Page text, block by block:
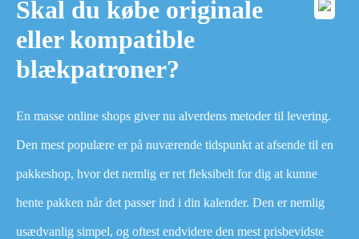
Skal du købe originale
eller kompatible
blækpatroner?
En masse online shops giver nu alverdens metoder til levering.
Den mest populære er på nuværende tidspunkt at afsende til en
pakkeshop, hvor det nemlig er ret fleksibelt for dig at kunne
hente pakken når det passer ind i din kalender. Den er nemlig
usædvanlig simpel, og oftest endvidere den mest prisbevidste